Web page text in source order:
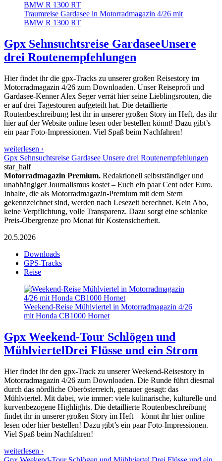
Traumreise Gardasee in Motorradmagazin 4/26 mit
BMW R 1300 RT
Gpx Sehnsuchtsreise GardaseeUnsere
drei Routenempfehlungen
Hier findet ihr die gpx-Tracks zu unserer großen Reisestory im
Motorradmagazin 4/26 zum Downloaden. Unser Reiseprofi und
Gardasee-Kenner Alex Seger verrät hier seine Lieblingsrouten, die
er auf drei Tagestouren aufgeteilt hat. Die detaillierte
Routenbeschreibung lest ihr in unserer großen Story im Heft, das ihr
hier auf der Website online lesen oder bestellen könnt! Dazu gibt’s
ein paar Foto-Impressionen. Viel Spaß beim Nachfahren!
weiterlesen ›
Gpx Sehnsuchtsreise Gardasee Unsere drei Routenempfehlungen
star_half
Motorradmagazin Premium. Redaktionell selbstständiger und
unabhängiger Journalismus kostet – Euch ein paar Cent oder Euro.
Inhalte, die als Motorradmagazin-Premium mit dem Stern
gekennzeichnet sind, werden nach Lesezeit berechnet. Kein Abo,
keine Verpflichtung, volle Transparenz. Dazu sorgt eine schlanke
Preis-Obergrenze pro Monat für Kostensicherheit.
20.5.2026
Downloads
GPS-Tracks
Reise
Weekend-Reise Mühlviertel in Motorradmagazin 4/26
mit Honda CB1000 Hornet
Gpx Weekend-Tour Schlögen und
MühlviertelDrei Flüsse und ein Strom
Hier findet ihr den gpx-Track zu unserer Weekend-Reisestory in
Motorradmagazin 4/26 zum Downloaden. Die Runde führt diesmal
durch das nördliche Oberösterreich, genauer gesagt: das
Mühlviertel. Mit dabei, wie immer: viele kulinarische, kulturelle und
kurvenbezogene Highlights. Die detaillierte Routenbeschreibung
findet ihr in unserer großen Story im Heft – könnt ihr hier online
lesen oder hier bestellen! Dazu gibt’s ein paar Foto-Impressionen.
Viel Spaß beim Nachfahren!
weiterlesen ›